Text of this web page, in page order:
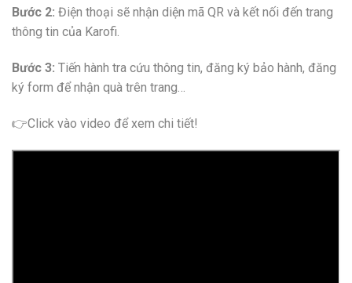
Bước 2: Điện thoại sẽ nhận diện mã QR và kết nối đến trang
thông tin của Karofi.
Bước 3: Tiến hành tra cứu thông tin, đăng ký bảo hành, đăng
ký form để nhận quà trên trang…
👉Click vào video để xem chi tiết!